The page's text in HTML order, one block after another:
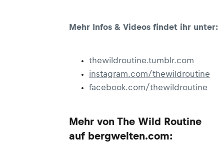
Mehr Infos & Videos findet ihr unter:
thewildroutine.tumblr.com
instagram.com/thewildroutine
facebook.com/thewildroutine
Mehr von The Wild Routine
auf bergwelten.com: